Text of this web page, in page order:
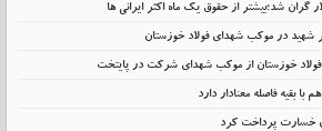
در موکب شهدای فولاد خوزستان
فولاد خوزستان از موکب شهدای شرکت در پایتخت
بقیه فاصله معنادار دارد